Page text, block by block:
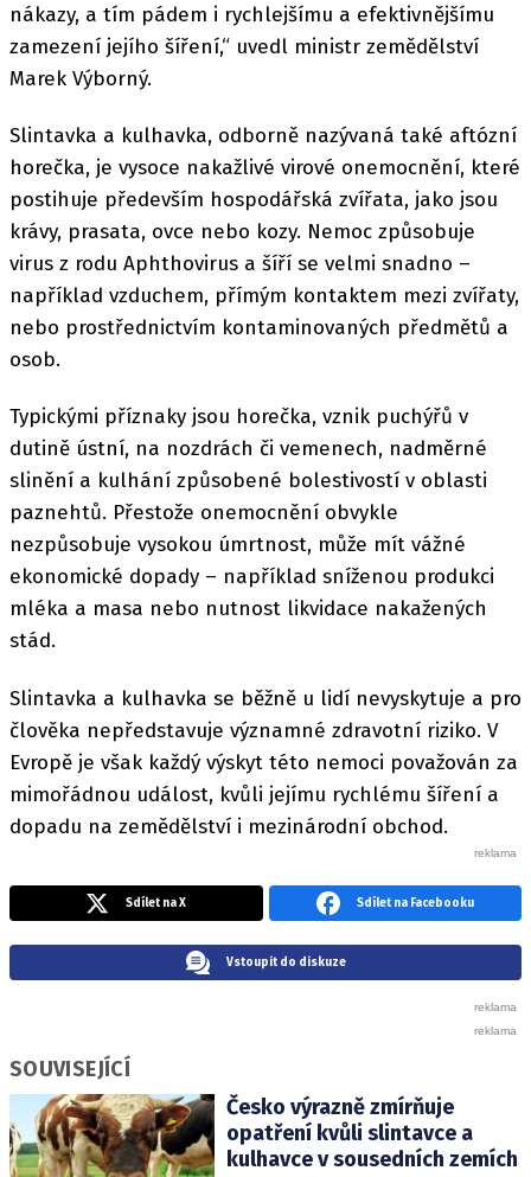
nákazy, a tím pádem i rychlejšímu a efektivnějšímu
zamezení jejího šíření,“ uvedl ministr zemědělství
Marek Výborný.
Slintavka a kulhavka, odborně nazývaná také aftózní
horečka, je vysoce nakažlivé virové onemocnění, které
postihuje především hospodářská zvířata, jako jsou
krávy, prasata, ovce nebo kozy. Nemoc způsobuje
virus z rodu Aphthovirus a šíří se velmi snadno –
například vzduchem, přímým kontaktem mezi zvířaty,
nebo prostřednictvím kontaminovaných předmětů a
osob.
Typickými příznaky jsou horečka, vznik puchýřů v
dutině ústní, na nozdrách či vemenech, nadměrné
slinění a kulhání způsobené bolestivostí v oblasti
paznehtů. Přestože onemocnění obvykle
nezpůsobuje vysokou úmrtnost, může mít vážné
ekonomické dopady – například sníženou produkci
mléka a masa nebo nutnost likvidace nakažených
stád.
Slintavka a kulhavka se běžně u lidí nevyskytuje a pro
člověka nepředstavuje významné zdravotní riziko. V
Evropě je však každý výskyt této nemoci považován za
mimořádnou událost, kvůli jejímu rychlému šíření a
dopadu na zemědělství i mezinárodní obchod.
Sdílet na X Sdílet na Facebooku
Vstoupit do diskuze
SOUVISEJÍCÍ
Česko výrazně zmírňuje
opatření kvůli slintavce a
kulhavce v sousedních zemích